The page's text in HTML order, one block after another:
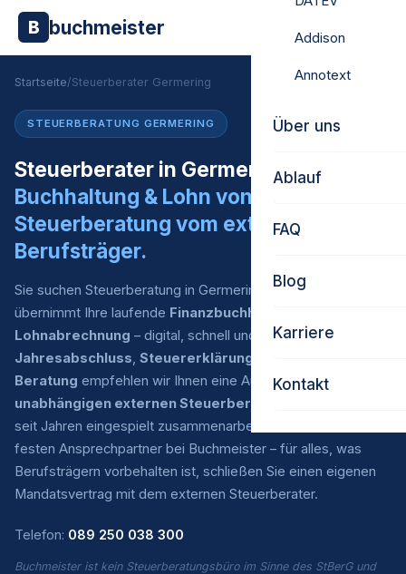
B buchmeister Addison
Annotext
Über uns
Ablauf
FAQ
Blog
Karriere
Kontakt
Startseite/Steuerberater Germering
STEUERBERATUNG GERMERING
Steuerberater in Germering gesucht?
Buchhaltung & Lohn von uns.
Steuerberatung vom externen
Berufsträger.
Sie suchen Steuerberatung in Germering? Buchmeister
übernimmt Ihre laufende Finanzbuchhaltung
Lohnabrechnung – digital, schnell und zu fairen Preisen. Für
Jahresabschluss, Steuererklärung
Beratung empfehlen wir Ihnen eine Auswahl an
unabhängigen externen Steuerberatern
seit Jahren eingespielt zusammenarbeiten. Sie haben einen
festen Ansprechpartner bei Buchmeister – für alles, was
Berufsträgern vorbehalten ist, schließen Sie einen eigenen
Mandatsvertrag mit dem externen Steuerberater.
Telefon: 089 250 038 300
Buchmeister ist kein Steuerberatungsbüro im Sinne des StBerG und